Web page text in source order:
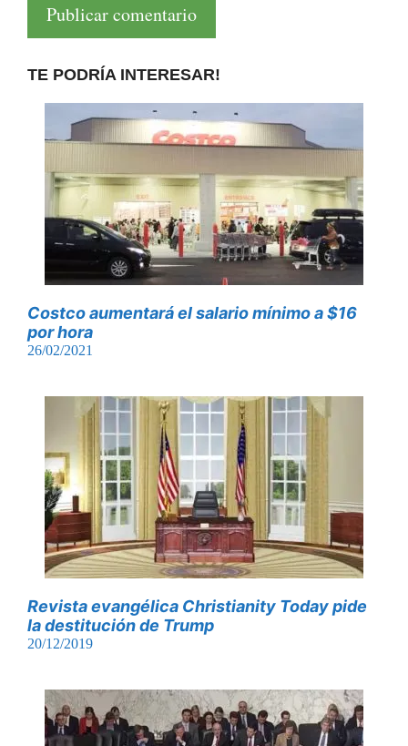
TE PODRÍA INTERESAR!
Costco aumentará el salario mínimo a $16
por hora
26/02/2021
Revista evangélica Christianity Today pide
la destitución de Trump
20/12/2019